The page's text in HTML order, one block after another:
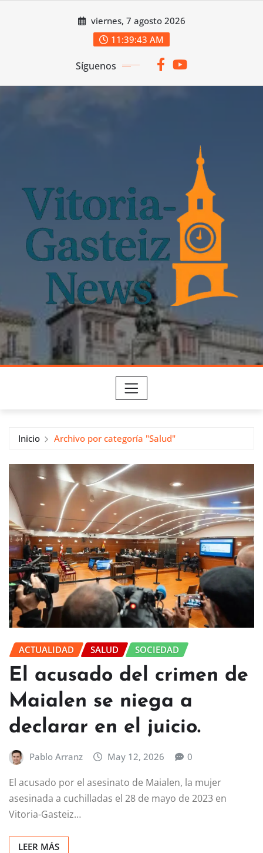
viernes, 7 agosto 2026
11:39:45 AM
Síguenos
Inicio Archivo por categoría "Salud"
ACTUALIDAD SALUD SOCIEDAD
El acusado del crimen de
Maialen se niega a
declarar en el juicio.
Pablo Arranz May 12, 2026 0
El acusado por el asesinato de Maialen, la mujer
asesinada a cuchilladas el 28 de mayo de 2023 en
Vitoria-Gasteiz…
LEER MÁS